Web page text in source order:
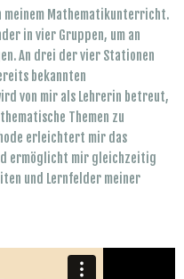
meinem Mathematikunterricht.
in vier Gruppen, um an
An drei der vier Stationen
bekannten
von mir als Lehrerin betreut,
Themen zu
erleichtert mir das
ermöglicht mir gleichzeitig
und Lernfelder meiner